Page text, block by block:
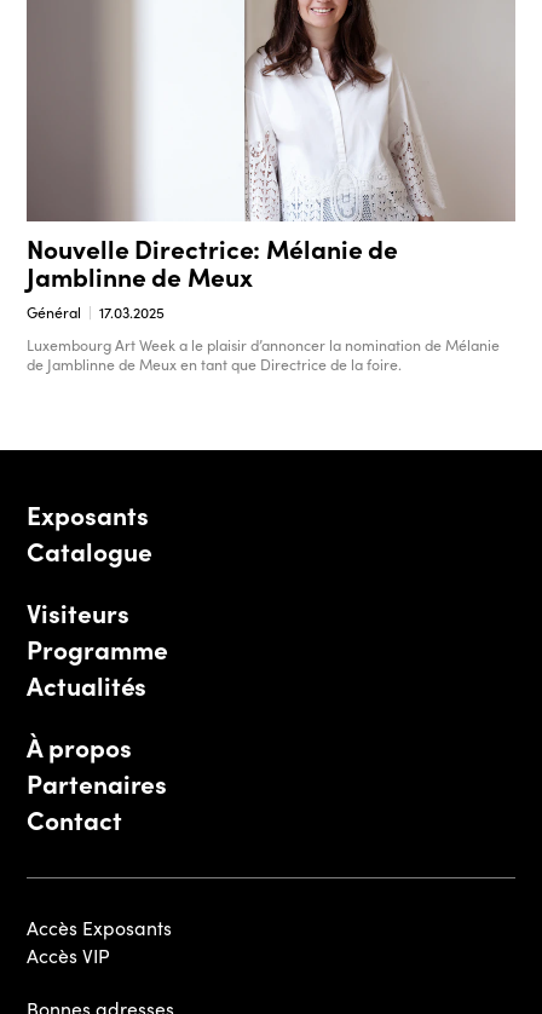
Nouvelle Directrice: Mélanie de
Jamblinne de Meux
Général
17.03.2025
Luxembourg Art Week a le plaisir d’annoncer la nomination de Mélanie
de Jamblinne de Meux en tant que Directrice de la foire.
Exposants
Catalogue
Visiteurs
Programme
Actualités
À propos
Partenaires
Contact
Accès Exposants
Accès VIP
Bonnes adresses